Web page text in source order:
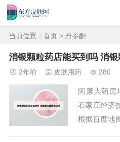
当前位置： 首页 > 丹参酮
消银颗粒药店能买到吗 消
2年前 皮肤用药 280
阿康大药房
石家庄经济
根据百度地